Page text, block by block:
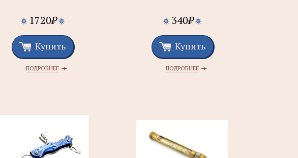
1720₽
Купить
ПОДРОБНЕЕ
340₽
Купить
ПОДРОБНЕЕ